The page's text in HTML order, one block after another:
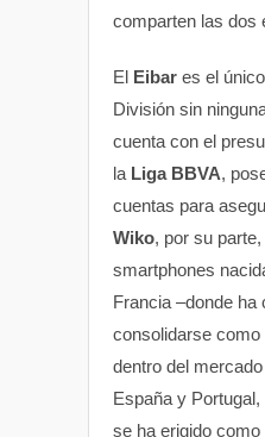
comparten las dos
El Eibar es el
División sin
cuenta con el
la Liga BBVA,
cuentas para
Wiko, por su
smartphones
Francia –donde ha
consolidarse
dentro del
España y
se ha erigido